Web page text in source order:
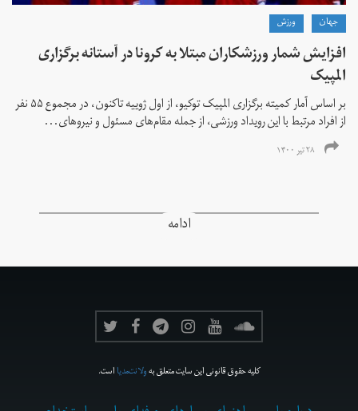
جهان ورزش
افزایش شمار ورزشکاران مبتلا به کرونا در آستانه برگزاری
المپیک
بر اساس آمار کمیته برگزاری المپیک توکیو، از اول ژوییه تاکنون، در مجموع ۵۵ نفر
از افراد مرتبط با این رویداد ورزشی، از جمله مقام‌های مسئول و نیروهای...
۲۸ تیر ۱۴۰۰
ادامه
کلیه حقوق قانونی این سایت متعلق بهولانت‌مدیااست.